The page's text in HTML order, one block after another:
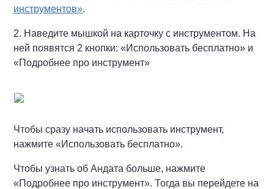
инструментов».
2. Наведите мышкой на карточку с инструментом. На
ней появятся 2 кнопки: «Использовать бесплатно» и
«Подробнее про инструмент»
Чтобы сразу начать использовать инструмент,
нажмите «Использовать бесплатно».
Чтобы узнать об Андата больше, нажмите
«Подробнее про инструмент». Тогда вы перейдете на